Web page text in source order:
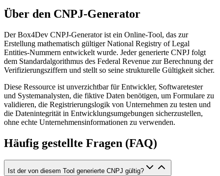
Über den CNPJ-Generator
Der Box4Dev CNPJ-Generator ist ein Online-Tool, das zur
Erstellung mathematisch gültiger National Registry of Legal
Entities-Nummern entwickelt wurde. Jeder generierte CNPJ folgt
dem Standardalgorithmus des Federal Revenue zur Berechnung der
Verifizierungsziffern und stellt so seine strukturelle Gültigkeit sicher.
Diese Ressource ist unverzichtbar für Entwickler, Softwaretester
und Systemanalysten, die fiktive Daten benötigen, um Formulare zu
validieren, die Registrierungslogik von Unternehmen zu testen und
die Datenintegrität in Entwicklungsumgebungen sicherzustellen,
ohne echte Unternehmensinformationen zu verwenden.
Häufig gestellte Fragen (FAQ)
Ist der von diesem Tool generierte CNPJ gültig?